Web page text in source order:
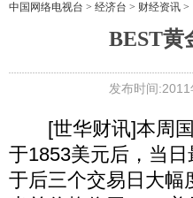
中国网络电视台 > 经济台 > 财经资讯 >
BEST黄
发布时间
[世华财讯]本周国
于1853美元后，当
于后三个交易日大幅